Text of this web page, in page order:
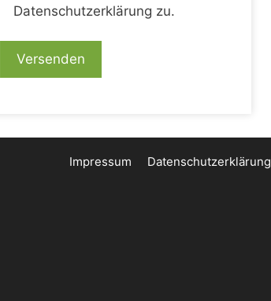
Datenschutzerklärung zu.
Impressum Datenschutzerklärung